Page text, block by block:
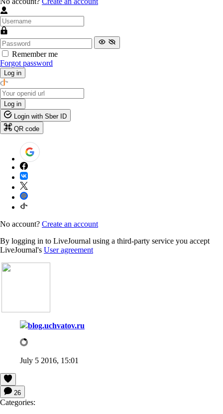
Remember me
Forgot password
Log in
Log in
Login with Sber ID
QR code
No account? Create an account
By logging in to LiveJournal using a third-party service you accept
LiveJournal's User agreement
blog.uchvatov.ru
July 5 2016, 15:01
26
Categories: